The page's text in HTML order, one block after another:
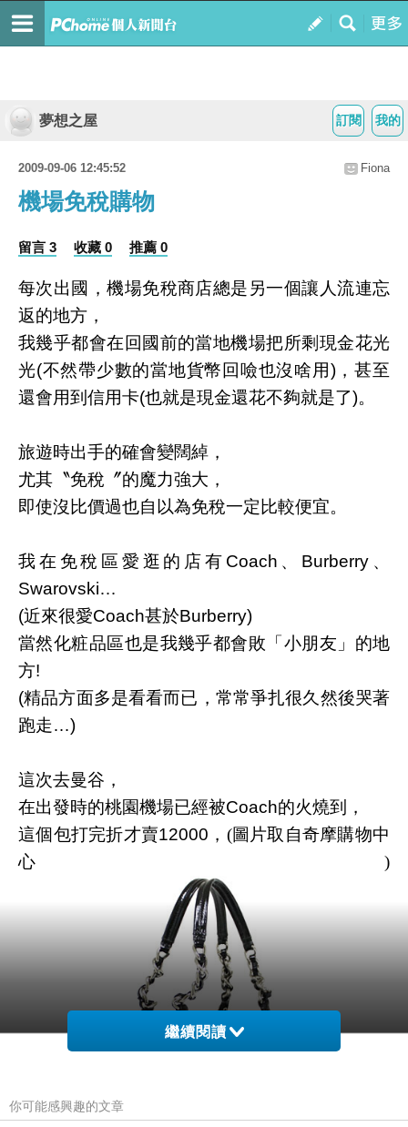
我的
訂閱
夢想之屋
2009-09-06 12:45:52 Fiona
機場免稅購物
留言 3 收藏 0 推薦 0
每次出國，機場免稅商店總是另一個讓人流連忘
返的地方，
我幾乎都會在回國前的當地機場把所剩現金花光
光(不然帶少數的當地貨幣回噞也沒啥用)，甚至
還會用到信用卡(也就是現金還花不夠就是了)。
旅遊時出手的確會變闊綽，
尤其〝免稅〞的魔力強大，
即使沒比價過也自以為免稅一定比較便宜。
我在免稅區愛逛的店有 Coach 、 Burberry 、
Swarovski…
(近來很愛Coach甚於Burberry)
當然化粧品區也是我幾乎都會敗「小朋友」的地
方!
(精品方面多是看看而已，常常爭扎很久然後哭著
跑走…)
這次去曼谷，
在出發時的桃園機場已經被Coach的火燒到，
這個包打完折才賣12000 ，(圖片取自奇摩購物中
心)
繼續閱讀
你可能感興趣的文章